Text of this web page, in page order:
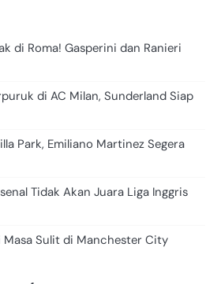
di Roma! Gasperini dan Ranieri
di AC Milan, Sunderland Siap
Park, Emiliano Martinez Segera
Tidak Akan Juara Liga Inggris
Masa Sulit di Manchester City